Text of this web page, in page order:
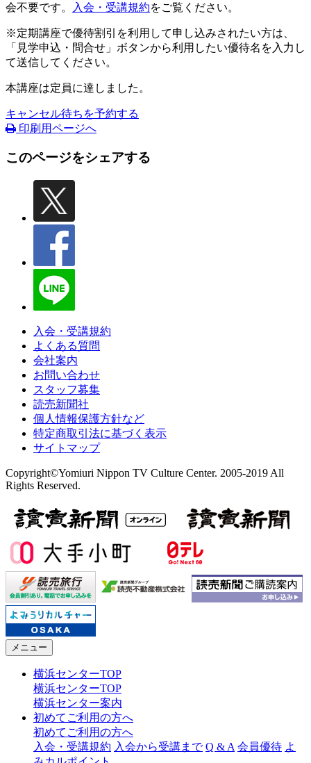
会不要です。
入会・受講規約をご覧ください。
※定期講座で優待割引を利用して申し込みされたい方は、
「見学申込・問合せ」ボタンから利用したい優待名を入力し
て送信してください。
本講座は定員に達しました。
キャンセル待ちを予約する
印刷用ページへ
このページをシェアする
入会・受講規約
よくある質問
会社案内
お問い合わせ
スタッフ募集
読売新聞社
個人情報保護方針など
特定商取引法に基づく表示
サイトマップ
Copyright©Yomiuri Nippon TV Culture Center. 2005-2019 All
Rights Reserved.
メニュー
横浜センターTOP
横浜センターTOP
横浜センター案内
初めてご利用の方へ
初めてご利用の方へ
入会・受講規約 入会から受講まで Q & A 会員優待 よ